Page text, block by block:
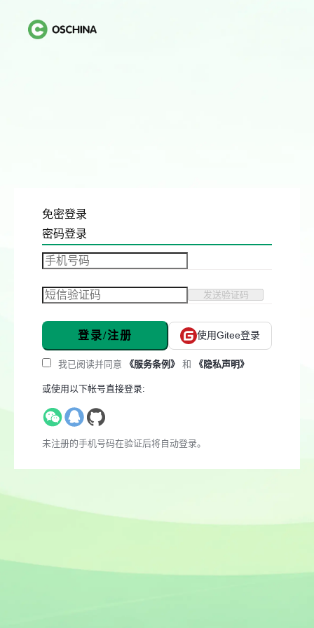
免密登录
密码登录
发送验证码
登录/注册 使用Gitee登录
我已阅读并同意 《服务条例》 和 《隐私声明》
或使用以下帐号直接登录:
未注册的手机号码在验证后将自动登录。